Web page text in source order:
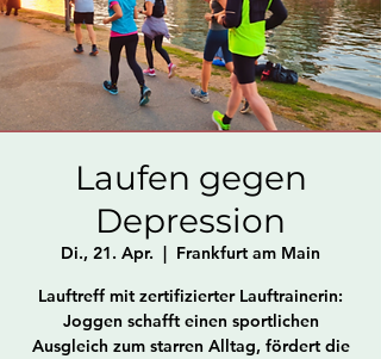
Laufen gegen
Depression
Di., 21. Apr.
  |
Frankfurt am Main
Lauftreff mit zertifizierter Lauftrainerin:
Joggen schafft einen sportlichen
Ausgleich zum starren Alltag, fördert die